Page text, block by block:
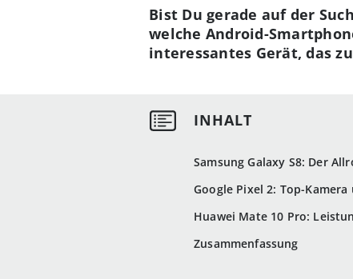
Samsung Galaxy S8: Der
Google Pixel 2: Top-
Huawei Mate 10 Pro:
Zusammenfassung
Bist Du gerade auf der
welche Android-
interessantes Gerät, das